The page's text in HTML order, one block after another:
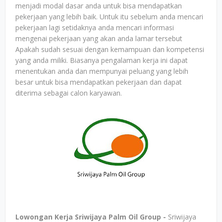
menjadi modal dasar anda untuk bisa mendapatkan
pekerjaan yang lebih baik. Untuk itu sebelum anda mencari
pekerjaan lagi setidaknya anda mencari informasi
mengenai pekerjaan yang akan anda lamar tersebut
Apakah sudah sesuai dengan kemampuan dan kompetensi
yang anda miliki. Biasanya pengalaman kerja ini dapat
menentukan anda dan mempunyai peluang yang lebih
besar untuk bisa mendapatkan pekerjaan dan dapat
diterima sebagai calon karyawan.
Lowongan Kerja Sriwijaya Palm Oil Group - Sriwijaya